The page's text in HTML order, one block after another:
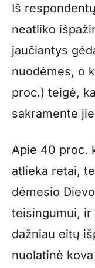
Iš
neatliko
jaučiantys
nuodėmes, o
proc.) teigė,
sakramente
Apie 40 proc.
atlieka retai,
dėmesio
teisingumui, ir
dažniau eitų
nuolatinė